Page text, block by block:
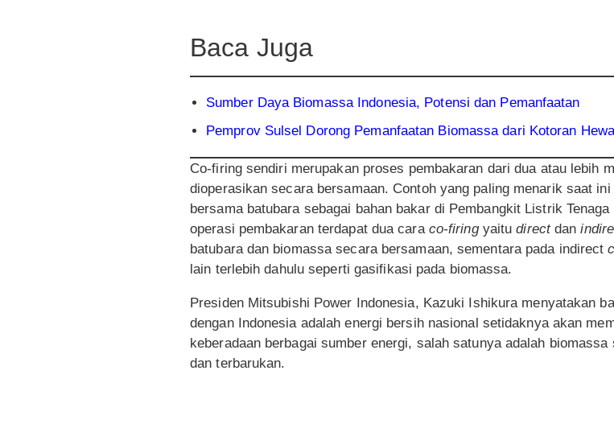
Baca Juga
Sumber Daya Biomassa Indonesia, Potensi dan Pemanfaatan
Pemprov Sulsel Dorong Pemanfaatan Biomassa dari Kotoran
Co-firing sendiri merupakan proses pembakaran dari dua atau lebih
dioperasikan secara bersamaan. Contoh yang paling menarik saat
bersama batubara sebagai bahan bakar di Pembangkit Listrik
operasi pembakaran terdapat dua cara co-firingyaitudirectdan
batubara dan biomassa secara bersamaan, sementara pada indirect
lain terlebih dahulu seperti gasifikasi pada biomassa.
Presiden Mitsubishi Power Indonesia, Kazuki Ishikura menyatakan
dengan Indonesia adalah energi bersih nasional setidaknya akan
keberadaan berbagai sumber energi, salah satunya adalah
dan terbarukan.